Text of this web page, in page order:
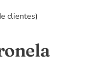
clientes)